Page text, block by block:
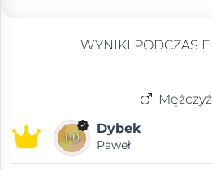
WYNIKI PODCZAS
Dybek
Paweł